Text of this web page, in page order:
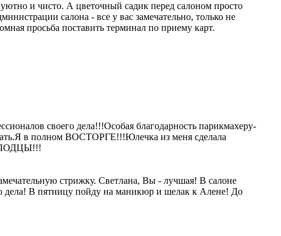
и чисто. А цветочный садик перед салоном просто
салона - все у вас замечательно, только не
просьба поставить терминал по приему карт.
своего дела!!!Особая благодарность парикмахеру-
в полном ВОСТОРГЕ!!!Юлечка из меня сделала
стрижку. Светлана, Вы - лучшая! В салоне
дела! В пятницу пойду на маникюр и шелак к Алене! До